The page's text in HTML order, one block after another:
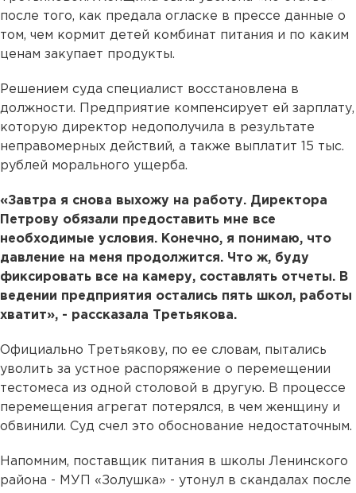
после того, как предала огласке в прессе данные о
том, чем кормит детей комбинат питания и по каким
ценам закупает продукты.
Решением суда специалист восстановлена в
должности. Предприятие компенсирует ей зарплату,
которую директор недополучила в результате
неправомерных действий, а также выплатит 15 тыс.
рублей морального ущерба.
«Завтра я снова выхожу на работу. Директора
Петрову обязали предоставить мне все
необходимые условия. Конечно, я понимаю, что
давление на меня продолжится. Что ж, буду
фиксировать все на камеру, составлять отчеты. В
ведении предприятия остались пять школ, работы
хватит», - рассказала Третьякова.
Официально Третьякову, по ее словам, пытались
уволить за устное распоряжение о перемещении
тестомеса из одной столовой в другую. В процессе
перемещения агрегат потерялся, в чем женщину и
обвинили. Суд счел это обоснование недостаточным.
Напомним, поставщик питания в школы Ленинского
района - МУП «Золушка» - утонул в скандалах после